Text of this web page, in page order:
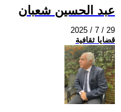
عبد الحسين شعبان
2025 / 7 / 29
قضايا ثقافية